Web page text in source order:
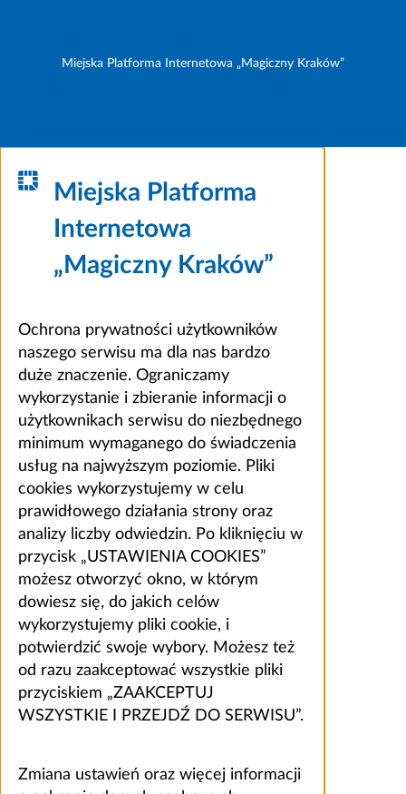
Miejska Platforma Internetowa „Magiczny Kraków”
Miejska Platforma
Internetowa
„Magiczny Kraków”
Ochrona prywatności użytkowników
naszego serwisu ma dla nas bardzo
duże znaczenie. Ograniczamy
wykorzystanie i zbieranie informacji o
użytkownikach serwisu do niezbędnego
minimum wymaganego do świadczenia
usług na najwyższym poziomie. Pliki
cookies wykorzystujemy w celu
prawidłowego działania strony oraz
analizy liczby odwiedzin. Po kliknięciu w
przycisk „USTAWIENIA COOKIES”
możesz otworzyć okno, w którym
dowiesz się, do jakich celów
wykorzystujemy pliki cookie, i
potwierdzić swoje wybory. Możesz też
od razu zaakceptować wszystkie pliki
przyciskiem „ZAAKCEPTUJ
WSZYSTKIE I PRZEJDŹ DO SERWISU”.
Zmiana ustawień oraz więcej informacji